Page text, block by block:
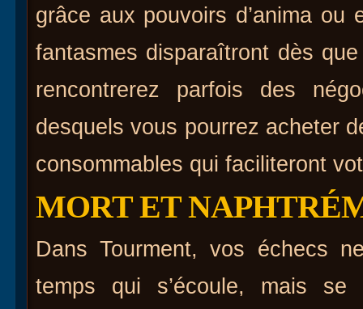
grâce aux pouvoirs d’anima
fantasmes disparaîtront dès
rencontrerez parfois des
desquels vous pourrez acheter
consommables qui faciliteront
MORT ET
Dans Tourment, vos échecs
temps qui s’écoule, mais